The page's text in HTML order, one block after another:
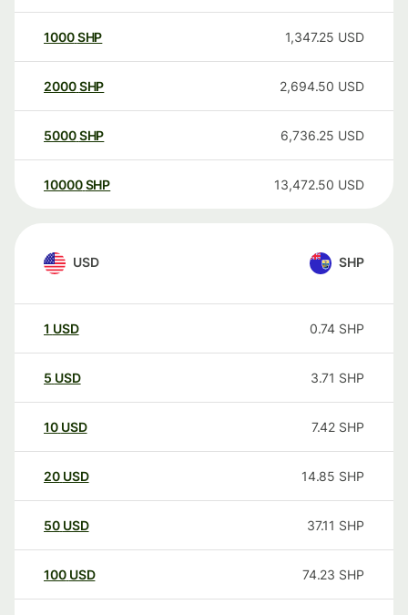
1000SHP 1,347.25 USD
2000SHP 2,694.50 USD
5000SHP 6,736.25 USD
10000 SHP 13,472.50 USD
USD SHP
1 USD 0.74 SHP
5 USD 3.71 SHP
10 USD 7.42 SHP
20 USD 14.85 SHP
50 USD 37.11 SHP
100 USD 74.23 SHP